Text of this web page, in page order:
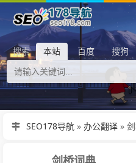
搜索 本站 百度 搜狗
SEO178导航 » 办公翻译 »